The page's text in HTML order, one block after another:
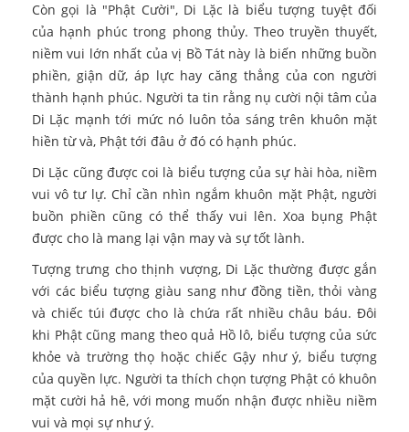
Còn gọi là "Phật Cười", Di Lặc là biểu tượng tuyệt đối
của hạnh phúc trong phong thủy. Theo truyền thuyết,
niềm vui lớn nhất của vị Bồ Tát này là biến những buồn
phiền, giận dữ, áp lực hay căng thẳng của con người
thành hạnh phúc. Người ta tin rằng nụ cười nội tâm của
Di Lặc mạnh tới mức nó luôn tỏa sáng trên khuôn mặt
hiền từ và, Phật tới đâu ở đó có hạnh phúc.
Di Lặc cũng được coi là biểu tượng của sự hài hòa, niềm
vui vô tư lự. Chỉ cần nhìn ngắm khuôn mặt Phật, người
buồn phiền cũng có thể thấy vui lên. Xoa bụng Phật
được cho là mang lại vận may và sự tốt lành.
Tượng trưng cho thịnh vượng, Di Lặc thường được gắn
với các biểu tượng giàu sang như đồng tiền, thỏi vàng
và chiếc túi được cho là chứa rất nhiều châu báu. Đôi
khi Phật cũng mang theo quả Hồ lô, biểu tượng của sức
khỏe và trường thọ hoặc chiếc Gậy như ý, biểu tượng
của quyền lực. Người ta thích chọn tượng Phật có khuôn
mặt cười hả hê, với mong muốn nhận được nhiều niềm
vui và mọi sự như ý.